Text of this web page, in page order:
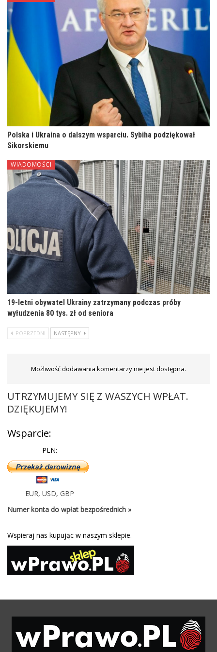
Polska i Ukraina o dalszym wsparciu. Sybiha podziękował
Sikorskiemu
WIADOMOŚCI
19-letni obywatel Ukrainy zatrzymany podczas próby
wyłudzenia 80 tys. zł od seniora
POPRZEDNI NASTĘPNY
Możliwość dodawania komentarzy nie jest dostępna.
UTRZYMUJEMY SIĘ Z WASZYCH WPŁAT.
DZIĘKUJEMY!
Wsparcie:
PLN:
EUR, USD, GBP
Numer konta do wpłat bezpośrednich »
Wspieraj nas kupując w naszym sklepie.